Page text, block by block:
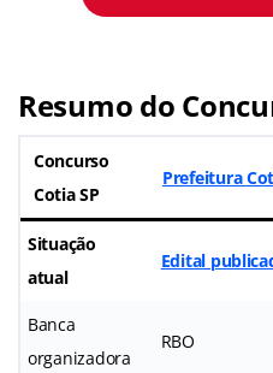
Resumo do
Concurso
Cotia SP
Prefeitura
Situação
atual
Edital
Banca
organizadora
RBO